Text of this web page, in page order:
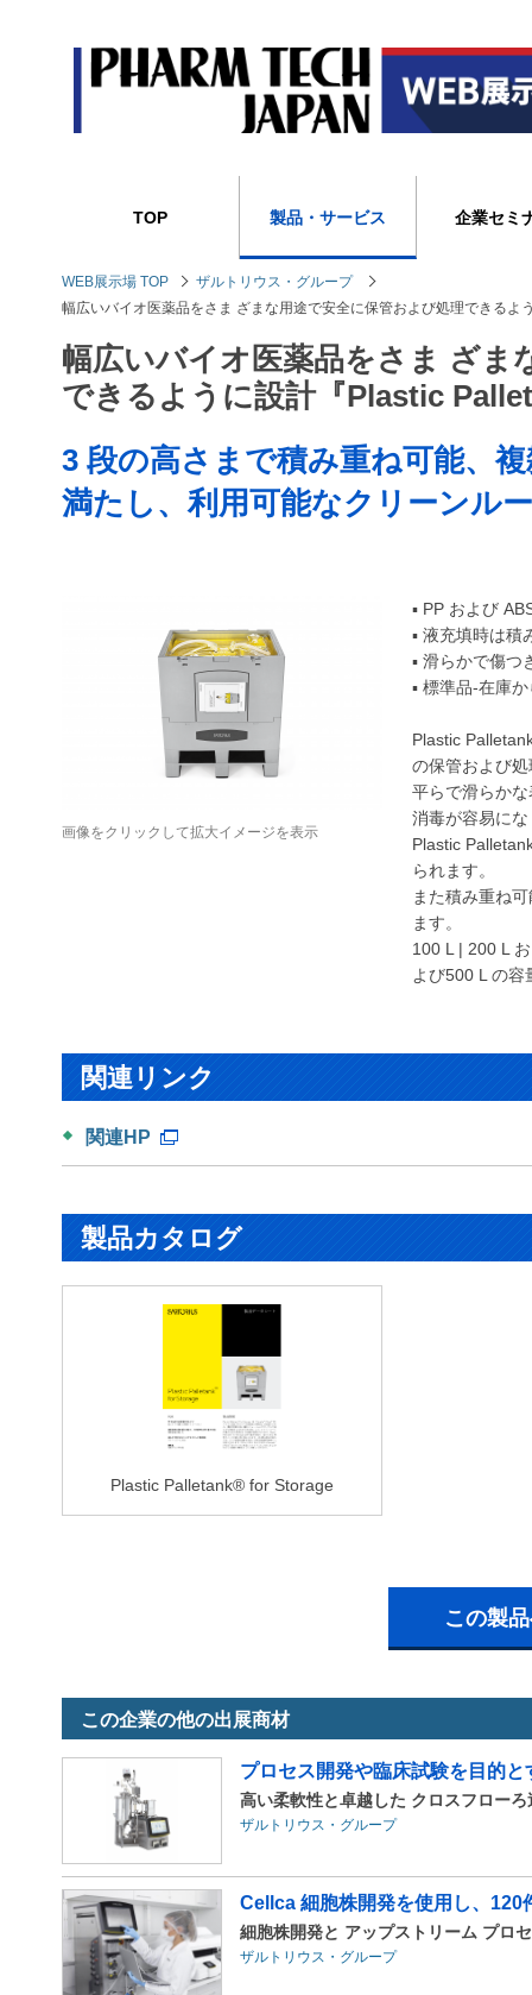
TOP 製品・サービス 企業セミ
WEB展示場 TOP
ザルトリウス・グループ
幅広いバイオ医薬品をさま ざまな用途で安全に保管および処理できる
幅広いバイオ医薬品をさま ざま
できるように設計『Plastic
3 段の高さまで積み重ね可能、
満たし、利用可能なクリーンル
画像をクリックして拡大イメージを表示
▪ PP および
▪ 液充填時は積
▪ 滑らかで傷つ
▪ 標準品-在庫
Plastic
の保管および
平らで滑らか
消毒が容易に
Plastic
られます。
また積み重ね
ます。
100 L | 200 L
よび500 L の容
関連リンク
関連HP
製品カタログ
Plastic Palletank® for Storage
この製
この企業の他の出展商材
プロセス開発や臨床試験を目的
高い柔軟性と卓越した クロスフロー
ザルトリウス・グループ
Cellca 細胞株開発を使用し、120
細胞株開発と アップストリーム プロ
ザルトリウス・グループ